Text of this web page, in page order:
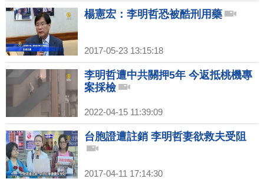
楊憲宏：李明哲恐被酷刑用藥
2017-05-23 13:15:18
李明哲遭中共關押5年 今返抵桃機專
案採檢
2022-04-15 11:39:09
台胞證遭註銷 李明哲妻欲救夫受阻
2017-04-11 17:14:30